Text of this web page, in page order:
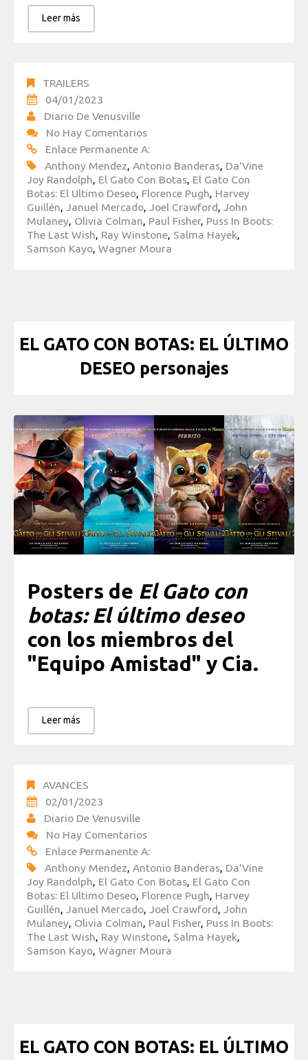
Leer más
TRAILERS
04/01/2023
Diario De Venusville
No Hay Comentarios
Enlace Permanente A:
Anthony Mendez, Antonio Banderas, Da'Vine
Joy Randolph, El Gato Con Botas, El Gato Con
Botas: El Ultimo Deseo, Florence Pugh, Harvey
Guillén, Januel Mercado, Joel Crawford, John
Mulaney, Olivia Colman, Paul Fisher, Puss In Boots:
The Last Wish, Ray Winstone, Salma Hayek,
Samson Kayo, Wagner Moura
EL GATO CON BOTAS: EL ÚLTIMO
DESEO personajes
Posters de El Gato con
botas: El último deseo
con los miembros del
"Equipo Amistad" y Cia.
Leer más
AVANCES
02/01/2023
Diario De Venusville
No Hay Comentarios
Enlace Permanente A:
Anthony Mendez, Antonio Banderas, Da'Vine
Joy Randolph, El Gato Con Botas, El Gato Con
Botas: El Ultimo Deseo, Florence Pugh, Harvey
Guillén, Januel Mercado, Joel Crawford, John
Mulaney, Olivia Colman, Paul Fisher, Puss In Boots:
The Last Wish, Ray Winstone, Salma Hayek,
Samson Kayo, Wagner Moura
EL GATO CON BOTAS: EL ÚLTIMO